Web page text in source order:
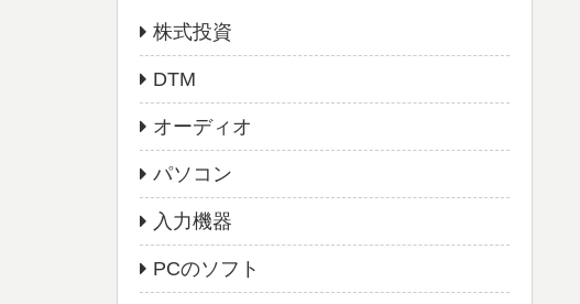
株式投資
DTM
オーディオ
パソコン
入力機器
PCのソフト